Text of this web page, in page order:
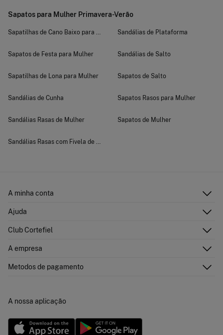
Sapatos para Mulher Primavera-Verão
Sapatilhas de Cano Baixo para Mulher
Sapatos de Festa para Mulher
Sapatilhas de Lona para Mulher
Sandálias de Cunha
Sandálias Rasas de Mulher
Sandálias Rasas com Fivela de Mulher
Sandálias de Plataforma
Sandálias de Salto
Sapatos de Salto
Sapatos Rasos para Mulher
Sapatos de Mulher
A minha conta
Direções de envio
Cartão Presente Online
Cartão de pagamento
Ajuda
Perguntas frequentes
Trocas, devoluções e desistência
Club Cortefiel
A empresa
Trabalha connosco
Metodos de pagamento
A nossa aplicação